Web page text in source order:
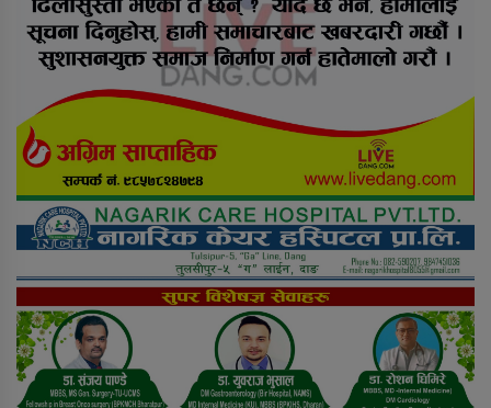
राप्ती चक्रपथः १७ किलोमिटर कालोपत्रे
दाङमै धागोबाट ‘ए फर एप्पलदेखि जेठ फर
जेब्रा’ बनाउनेहरु
रुकुम पश्चिममा भ्यान र मोटरसाइकल
ठोक्किँदा एक जनाको मृत्यु